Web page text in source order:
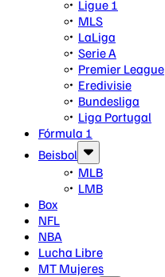
Ligue 1
MLS
LaLiga
Serie A
Premier League
Eredivisie
Bundesliga
Liga Portugal
Fórmula 1
Beisbol
MLB
LMB
Box
NFL
NBA
Lucha Libre
MT Mujeres